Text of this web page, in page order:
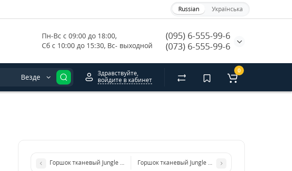
Russian Українська
Пн-Вс с 09:00 до 18:00,
Сб с 10:00 до 15:30, Вс- выходной
(095) 6-555-99-6
(073) 6-555-99-6
Везде
Здравствуйте,
войдите в кабинет
0
Горшок тканевый Jungle Bag Round 30L 36x36xh30cmГоршок тканевый Jungle Bag Square 11L 23x23x23cm